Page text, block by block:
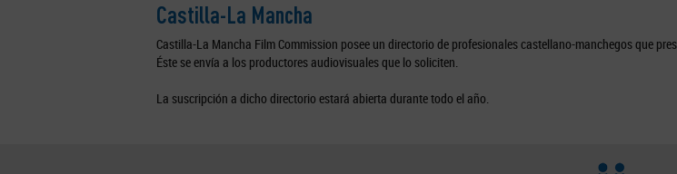
Castilla-La Mancha
Castilla-La Mancha Film Commission posee un directorio de profesionales castellano-manchegos que
Éste se envía a los productores audiovisuales que lo soliciten.
La suscripción a dicho directorio estará abierta durante todo el año.